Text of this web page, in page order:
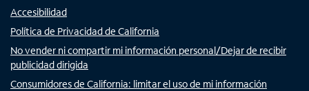
Accesibilidad
Política de Privacidad de California
No vender ni compartir mi información personal/Dejar de recibir
publicidad dirigida
Consumidores de California: limitar el uso de mi información